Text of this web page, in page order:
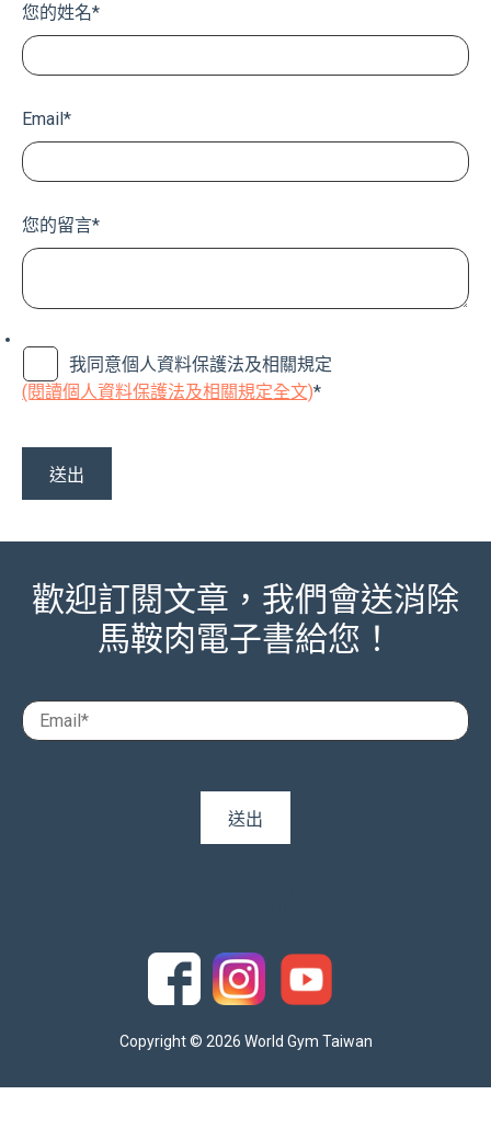
您的姓名*
Email*
您的留言*
我同意個人資料保護法及相關規定
(閱讀個人資料保護法及相關規定全文)*
歡迎訂閱文章，我們會送消除
馬鞍肉電子書給您！
Copyright © 2026 World Gym Taiwan